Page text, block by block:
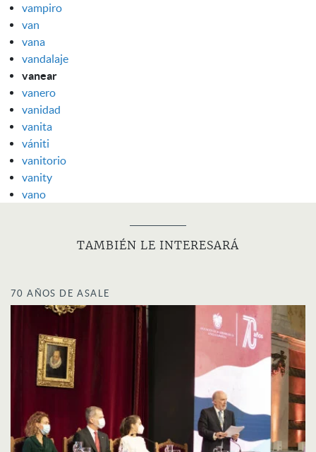
vampiro
van
vana
vandalaje
vanear
vanero
vanidad
vanita
vániti
vanitorio
vanity
vano
TAMBIÉN LE INTERESARÁ
70 AÑOS DE ASALE